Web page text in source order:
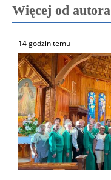
Więcej od autora
14 godzin temu